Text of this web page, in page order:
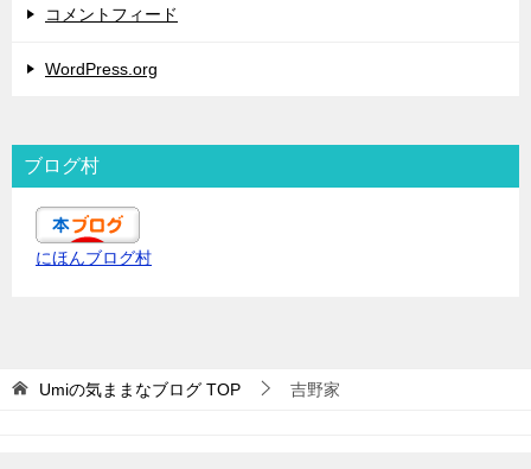
コメントフィード
WordPress.org
ブログ村
にほんブログ村
Umiの気ままなブログ TOP 吉野家